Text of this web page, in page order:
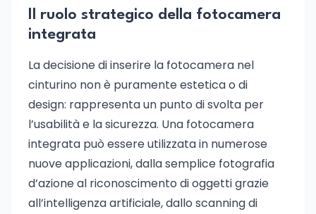
Il ruolo strategico della fotocamera
integrata
La decisione di inserire la fotocamera nel
cinturino non è puramente estetica o di
design: rappresenta un punto di svolta per
l’usabilità e la sicurezza. Una fotocamera
integrata può essere utilizzata in numerose
nuove applicazioni, dalla semplice fotografia
d’azione al riconoscimento di oggetti grazie
all’intelligenza artificiale, dallo scanning di